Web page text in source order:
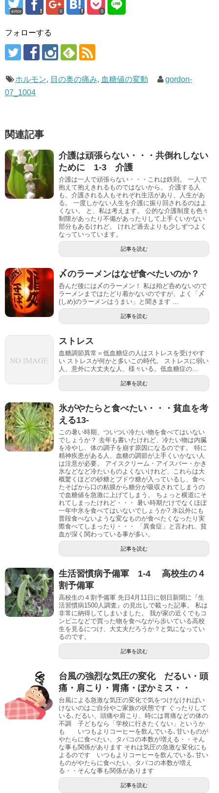
error 0 0
フォローする
ホルモン, 目の奥の痛み, 血糖値の変動
gordon-
07_1004
関連記事
介護は頑張らない・・・共倒れしない
ために 1-3 介護
介護は一人で頑張らない・・・これは鉄則。 一人で
抱えて抱えきれるものではないから。 介護する人
も、介護される人もそれぞれ生活があり、人生があ
る。 一度しかない人生を介護に振り回されるのはよ
くない。 と、私は考えます。 公的な介護制度も色々
制限があったり不備があったりして上手くいかない
部分もあるけれど。 けれど過去よりも少しずつよく
なっていっています。
記事を読む
〆のラーメンはなぜ食べたいのか？
呑んだ後には〆のラーメン！ 私は殆ど呑めないので
ラーメンまではたどり着かないのですが、よく「〆
(しめ)のラーメンはうまい」と聞きます ...
記事を読む
ストレス
血糖調節異常＝低血糖症の人はストレスを受けやす
い ストレスが何かと多いこの時代。 ストレスに弱い
人、意外に大丈夫な人、様々いる。低血糖症の...
記事を読む
氷がやたらと食べたい・・・貧血を考
える13-
この暑い時期、ついつい冷たい物を食べてはいない
でしょうか？ 去年も書いたけれど、冷たい物は内臓
を冷やし、体の調子を崩す原因になるのです。 特に
精神疾患がある人、血糖の調節が上手くいかない人
は注意が必要。 アイスクリーム・アイスバー・かき
氷などなど冷たいものよくないけれど、これらは大
概驚くほどの砂糖とブドウ糖が入っているし、食べ
たそばから口の粘膜から糖分が吸収されてしまうの
で血糖値を急激に上げてしまう。 ちょっと横道にそ
れてしまったけれど・・・ 暑い時期だけでなくほぼ
一年中氷を食べてはいないでしょうか? 氷以外にも
普段食べないような変なものが食べたくなったり実
際食べてしまったり・・・ 「異食症」と言われ、貧
血が深く関わっている事が多い。
記事を読む
生活習慣病予備軍 1-4 高校生の４
割予備軍
高校生の４割予備軍 先日4月11日に朝日新聞に『生
活習慣病1500人調査』の見出しで載った記事。 私は
非常に納得してしまいました。 我が家の近くでもコ
ンビニなどで買った物を食べながら歩いている高校
生を見るにつけ、大丈夫だろうか？と気になってい
るのです。
記事を読む
台風の強烈な気圧の変化 だるい・頭
痛・肩こり・胃痛・ぽかミス・・
台風による急激な気圧の変化で気をつけなければい
けないのはご自分やご家族の状態です ぐったりして
いる､だるい、頭痛や肩こり、時には胃痛などの体の
不調 子どもなら「学校に行きたくない」というか
も いつもよりコーヒーを飲んでいる､甘いものが
やたらに食べたい、タバコの本数が増える・・そん
な事も関係があります それは気圧の急激な変化にも
よるのです いつもよりコーヒーを飲んでいる､甘い
ものがやたらに食べたい、タバコの本数が増え
る・・そんな事も関係があります
記事を読む